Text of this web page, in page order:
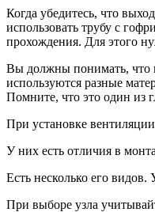
Когда убедитесь, что
использовать трубу с
прохождения. Для этого
Вы должны понимать, что
используются разные
Помните, что это один из
При установке
У них есть отличия в
Есть несколько его
При выборе узла